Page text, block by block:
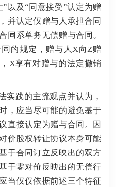
以及“同意接受”认定为赠
并认定仅赠与人承担合同
同系单务无偿赠与合同。
的规定，赠与人X向Z赠
X享有对赠与的法定撤销
实践的主流观点并认为，
，应当尽可能的避免基于
直接认定为赠与合同。 因
价股权转让协议本身可能
于合同订立反映出的双方
于零对价反映出的无偿行
当仅仅依据前述三个特征